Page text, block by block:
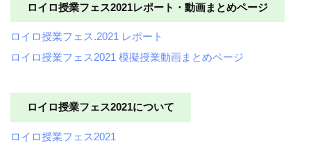
ロイロ授業フェス2021レポート・動画まとめページ
ロイロ授業フェス.2021 レポート
ロイロ授業フェス2021 模擬授業動画まとめページ
ロイロ授業フェス2021について
ロイロ授業フェス2021